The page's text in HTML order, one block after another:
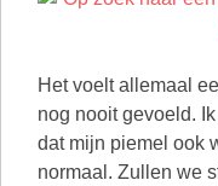
Het voelt allemaal
nog nooit gevoeld.
dat mijn piemel ook
normaal. Zullen we